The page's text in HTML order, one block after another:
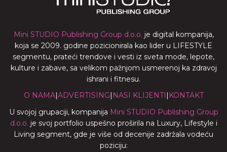
Mini STUDIO Publishing Group d.o.o. je digital kompanija,
koja se 2009. godine pozicionirala kao lider u LIFESTYLE
segmentu, prateći trendove i vesti iz sveta mode, lepote,
kulture i zabave, sa velikom pažnjom usmerenoj ka zdravoj
ishrani i fitnesu.
O NAMA|ADVERTISING| NASI KLIJENTI | KONTAKT
U svojoj grupaciji, kompanija Mini STUDIO Publishing Group
d.o.o. je svoj portfolio uspešno proširila na Luxury, Lifestyle i
Living segment, gde je više od decenije zadržala vodeću
poziciju: